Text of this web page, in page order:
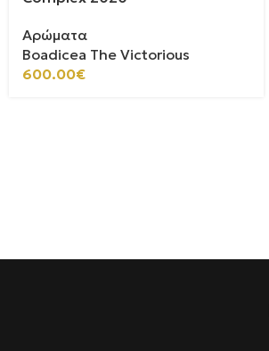
Αρώματα
Boadicea The Victorious
600.00€